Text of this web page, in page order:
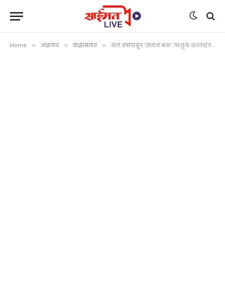
Home » जळगाव » चाळीसगाव » सात वर्षापासून ‘अनाज बँक’ गरजूंना करताहेत मदत